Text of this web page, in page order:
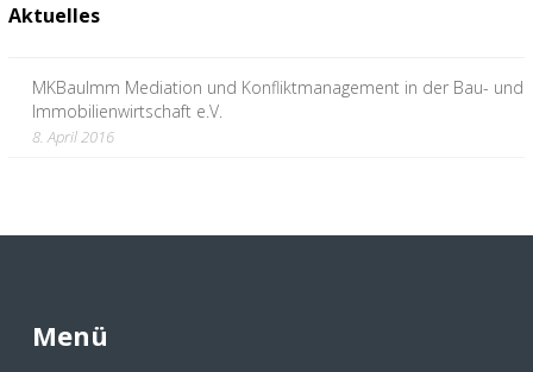
Aktuelles
MKBauImm Mediation und Konfliktmanagement in der Bau- und
Immobilienwirtschaft e.V.
8. April 2016
Menü